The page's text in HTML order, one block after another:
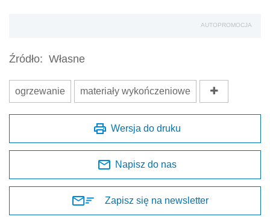
AUTOPROMOCJA
Źródło: Własne
ogrzewanie materiały wykończeniowe
Wersja do druku
Napisz do nas
Zapisz się na newsletter